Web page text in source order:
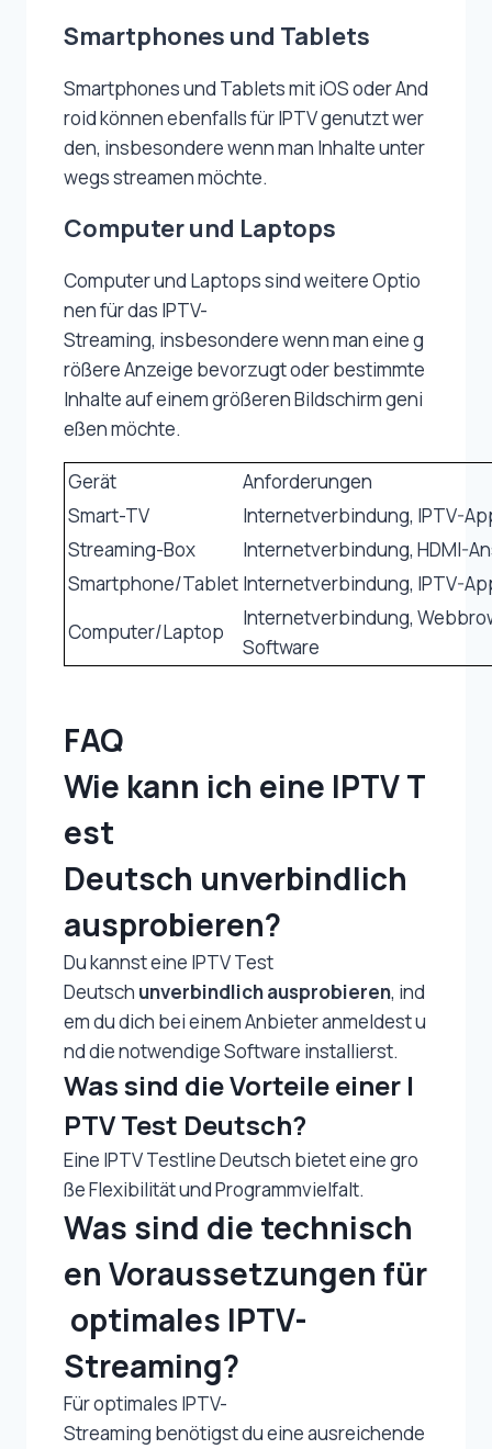
Smartphones und Tablets
Smartphones und Tablets mit iOS oder And
roid können ebenfalls für IPTV genutzt wer
den, insbesondere wenn man Inhalte unter
wegs streamen möchte.
Computer und Laptops
Computer und Laptops sind weitere Optio
nen für das IPTV-
Streaming, insbesondere wenn man eine g
rößere Anzeige bevorzugt oder bestimmte
Inhalte auf einem größeren Bildschirm geni
eßen möchte.
Gerät
Anforderungen
Smart-TV
Internetverbindung, IPTV-
Streaming-Box
Internetverbindung, HDMI-
Smartphone/Tablet Internetverbindung, IPTV-
Computer/Laptop
Internetverbindung,
Software
FAQ
Wie kann ich eine IPTV T
est
Deutsch unverbindlich
ausprobieren?
Du kannst eine IPTV Test
Deutsch unverbindlich ausprobieren, ind
em du dich bei einem Anbieter anmeldest u
nd die notwendige Software installierst.
Was sind die Vorteile einer I
PTV Test Deutsch?
Eine IPTV Testline Deutsch bietet eine gro
ße Flexibilität und Programmvielfalt.
Was sind die technisch
en Voraussetzungen für
optimales IPTV-
Streaming?
Für optimales IPTV-
Streaming benötigst du eine ausreichende